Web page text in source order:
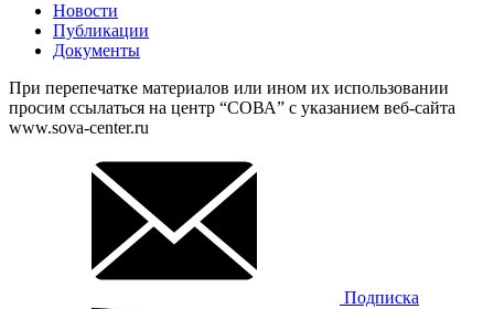
Новости
Публикации
Документы
При перепечатке материалов или ином их использовании
просим ссылаться на центр “СОВА” с указанием веб-сайта
www.sova-center.ru
Подписка